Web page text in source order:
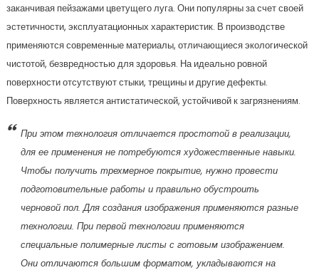
заканчивая пейзажами цветущего луга. Они популярны за счет своей
эстетичности, эксплуатационных характеристик. В производстве
применяются современные материалы, отличающиеся экологической
чистотой, безвредностью для здоровья. На идеально ровной
поверхности отсутствуют стыки, трещины и другие дефекты.
Поверхность является антистатической, устойчивой к загрязнениям.
При этом технология отличается простотой в реализации,
для ее применения не потребуются художественные навыки.
Чтобы получить трехмерное покрытие, нужно провести
подготовительные работы и правильно обустроить
черновой пол. Для создания изображения применяются разные
технологии. При первой технологии применяются
специальные полимерные листы с готовым изображением.
Они отличаются большим форматом, укладываются на